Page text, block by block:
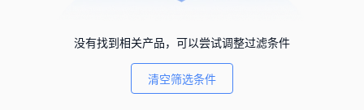
没有找到相关产品，可以尝试调整过滤条件
清空筛选条件